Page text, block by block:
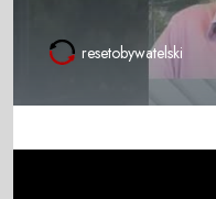
resetobywatelski